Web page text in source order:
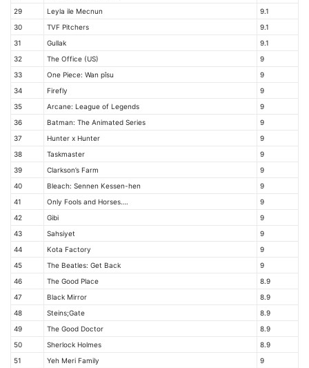
29
Leyla ile Mecnun
9.1
30
TVF Pitchers
9.1
31
Gullak
9.1
32
The Office (US)
9
33
One Piece: Wan pîsu
9
34
Firefly
9
35
Arcane: League of Legends
9
36
Batman: The Animated Series
9
37
Hunter x Hunter
9
38
Taskmaster
9
39
Clarkson’s Farm
9
40
Bleach: Sennen Kessen-hen
9
41
Only Fools and Horses….
9
42
Gibi
9
43
Sahsiyet
9
44
Kota Factory
9
45
The Beatles: Get Back
9
46
The Good Place
8.9
47
Black Mirror
8.9
48
Steins;Gate
8.9
49
The Good Doctor
8.9
50
Sherlock Holmes
8.9
51
Yeh Meri Family
9